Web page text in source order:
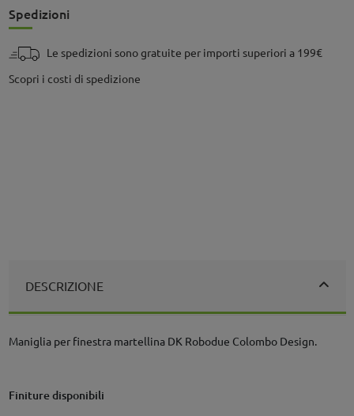
Spedizioni
Le spedizioni sono gratuite per importi superiori a 199€
Scopri i costi di spedizione
DESCRIZIONE
Maniglia per finestra martellina DK Robodue Colombo Design.
Finiture disponibili